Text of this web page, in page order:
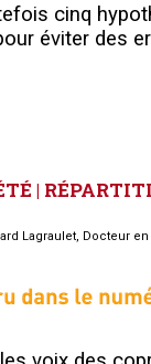
cinq
éviter des
|
Lagraulet, Docteur